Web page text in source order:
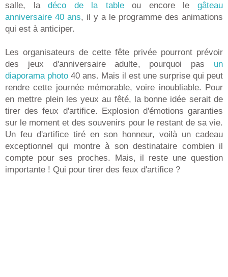
salle, ladéco de la tableou encore legâteau
anniversaire 40 ans, il y a le programme des animations
qui est à anticiper.
Les organisateurs de cette fête privée pourront prévoir
des jeux d'anniversaire adulte, pourquoi pas un
diaporama photo 40 ans. Mais il est une surprise qui peut
rendre cette journée mémorable, voire inoubliable. Pour
en mettre plein les yeux au fêté, la bonne idée serait de
tirer des feux d'artifice. Explosion d'émotions garanties
sur le moment et des souvenirs pour le restant de sa vie.
Un feu d'artifice tiré en son honneur, voilà un cadeau
exceptionnel qui montre à son destinataire combien il
compte pour ses proches. Mais, il reste une question
importante ! Qui pour tirer des feux d'artifice ?